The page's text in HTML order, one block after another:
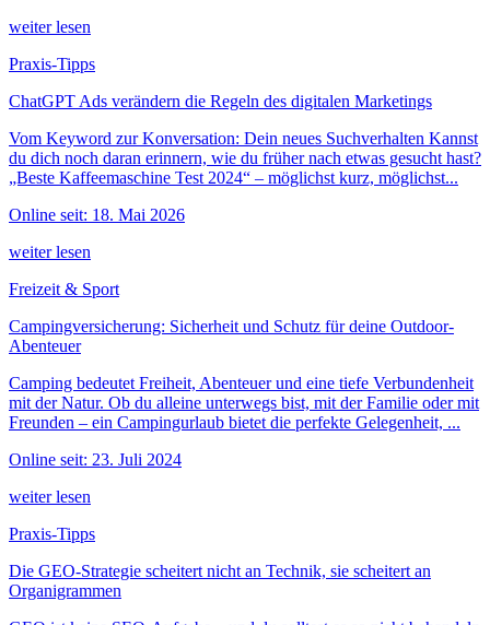
weiter lesen
Praxis-Tipps
ChatGPT Ads verändern die Regeln des digitalen Marketings
Vom Keyword zur Konversation: Dein neues Suchverhalten Kannst
du dich noch daran erinnern, wie du früher nach etwas gesucht hast?
„Beste Kaffeemaschine Test 2024“ – möglichst kurz, möglichst...
Online seit: 18. Mai 2026
weiter lesen
Freizeit & Sport
Campingversicherung: Sicherheit und Schutz für deine Outdoor-
Abenteuer
Camping bedeutet Freiheit, Abenteuer und eine tiefe Verbundenheit
mit der Natur. Ob du alleine unterwegs bist, mit der Familie oder mit
Freunden – ein Campingurlaub bietet die perfekte Gelegenheit, ...
Online seit: 23. Juli 2024
weiter lesen
Praxis-Tipps
Die GEO-Strategie scheitert nicht an Technik, sie scheitert an
Organigrammen